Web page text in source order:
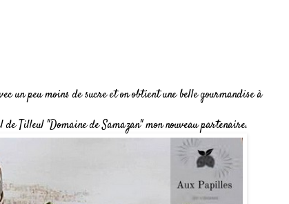
un peu moins de sucre et on obtient une belle gourmandise à
Tilleul "Domaine de Samazan" mon nouveau partenaire.